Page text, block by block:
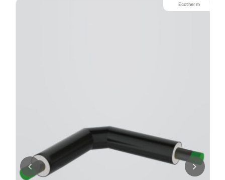
Ecotherm